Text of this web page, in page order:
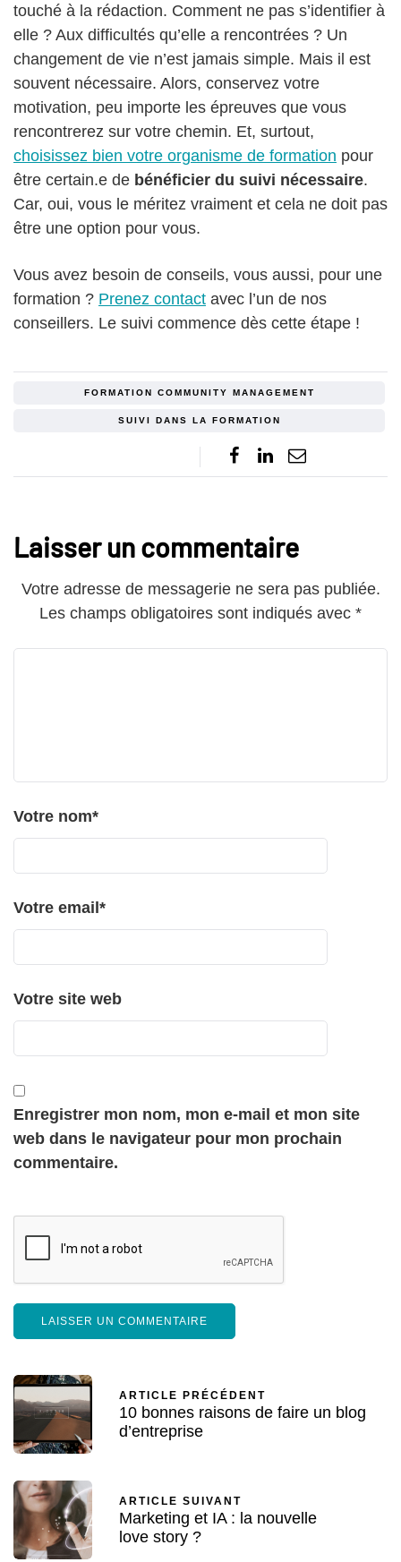
touché à la rédaction. Comment ne pas s’identifier à
elle ? Aux difficultés qu’elle a rencontrées ? Un
changement de vie n’est jamais simple. Mais il est
souvent nécessaire. Alors, conservez votre
motivation, peu importe les épreuves que vous
rencontrerez sur votre chemin. Et, surtout,
choisissez bien votre organisme de formation pour
être certain.e de bénéficier du suivi nécessaire.
Car, oui, vous le méritez vraiment et cela ne doit pas
être une option pour vous.
Vous avez besoin de conseils, vous aussi, pour une
formation ? Prenez contact avec l’un de nos
conseillers. Le suivi commence dès cette étape !
FORMATION COMMUNITY MANAGEMENT
SUIVI DANS LA FORMATION
Laisser un commentaire
Votre adresse de messagerie ne sera pas publiée.
Les champs obligatoires sont indiqués avec *
Votre nom*
Votre email*
Votre site web
Enregistrer mon nom, mon e-mail et mon site
web dans le navigateur pour mon prochain
commentaire.
ARTICLE PRÉCÉDENT
10 bonnes raisons de faire un blog
d’entreprise
ARTICLE SUIVANT
Marketing et IA : la nouvelle
love story ?